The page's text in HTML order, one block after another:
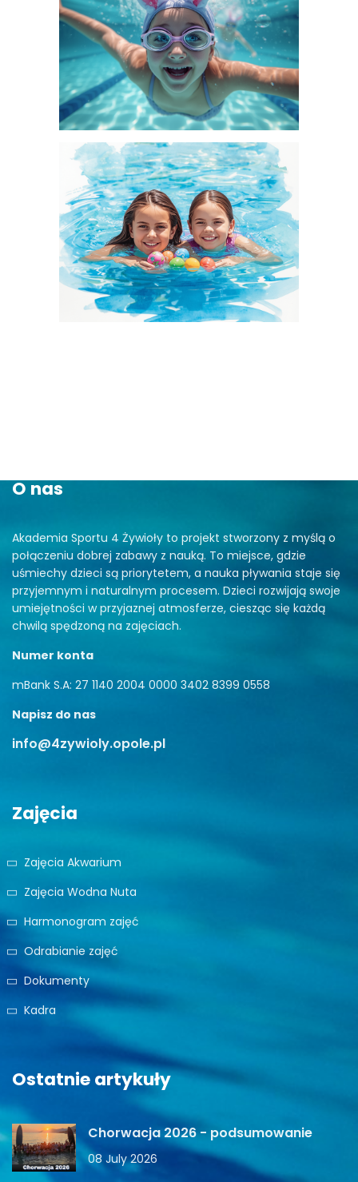
O nas
Akademia Sportu 4 Żywioły to projekt stworzony z myślą o
połączeniu dobrej zabawy z nauką. To miejsce, gdzie
uśmiechy dzieci są priorytetem, a nauka pływania staje się
przyjemnym i naturalnym procesem. Dzieci rozwijają swoje
umiejętności w przyjaznej atmosferze, ciesząc się każdą
chwilą spędzoną na zajęciach.
Numer konta
mBank S.A: 27 1140 2004 0000 3402 8399 0558
Napisz do nas
info@4zywioly.opole.pl
Zajęcia
Zajęcia Akwarium
Zajęcia Wodna Nuta
Harmonogram zajęć
Odrabianie zajęć
Dokumenty
Kadra
Ostatnie artykuły
Chorwacja 2026 - podsumowanie
08 July 2026